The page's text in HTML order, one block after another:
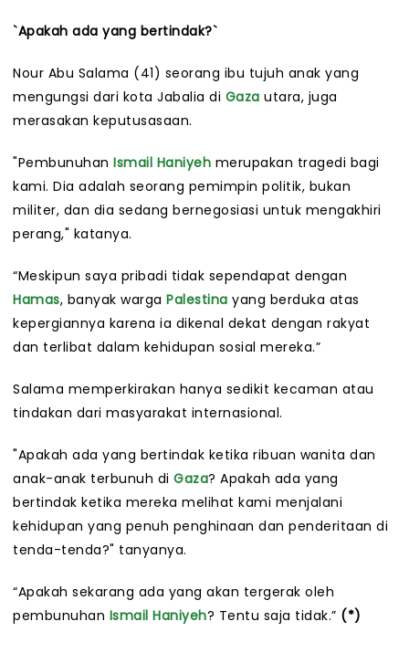
`Apakah ada yang bertindak?`
Nour Abu Salama (41) seorang ibu tujuh anak yang
mengungsi dari kota Jabalia di Gaza utara, juga
merasakan keputusasaan.
"Pembunuhan Ismail Haniyeh merupakan tragedi bagi
kami. Dia adalah seorang pemimpin politik, bukan
militer, dan dia sedang bernegosiasi untuk mengakhiri
perang," katanya.
“Meskipun saya pribadi tidak sependapat dengan
Hamas, banyak warga Palestina yang berduka atas
kepergiannya karena ia dikenal dekat dengan rakyat
dan terlibat dalam kehidupan sosial mereka.”
Salama memperkirakan hanya sedikit kecaman atau
tindakan dari masyarakat internasional.
"Apakah ada yang bertindak ketika ribuan wanita dan
anak-anak terbunuh di Gaza? Apakah ada yang
bertindak ketika mereka melihat kami menjalani
kehidupan yang penuh penghinaan dan penderitaan di
tenda-tenda?" tanyanya.
“Apakah sekarang ada yang akan tergerak oleh
pembunuhan Ismail Haniyeh? Tentu saja tidak.” (*)